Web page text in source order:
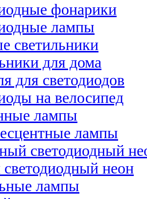
фонарики
лампы
светильники
для дома
для светодиодов
на велосипед
лампы
лампы
светодиодный
неон
лампы